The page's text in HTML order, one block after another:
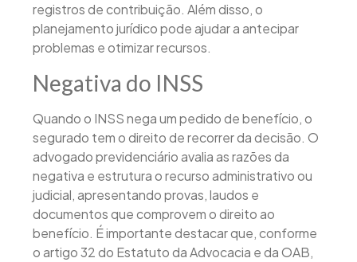
registros de contribuição. Além disso, o
planejamento jurídico pode ajudar a antecipar
problemas e otimizar recursos.
Negativa do INSS
Quando o INSS nega um pedido de benefício, o
segurado tem o direito de recorrer da decisão. O
advogado previdenciário avalia as razões da
negativa e estrutura o recurso administrativo ou
judicial, apresentando provas, laudos e
documentos que comprovem o direito ao
benefício. É importante destacar que, conforme
o artigo 32 do Estatuto da Advocacia e da OAB,